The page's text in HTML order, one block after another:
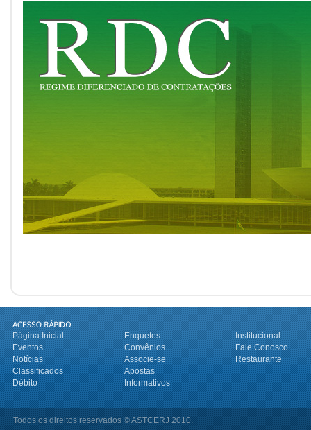
Página Inicial Enquetes
Institucional
Eventos
Convênios
Fale Conosco
Notícias
Associe-se
Restaurante
Classificados
Apostas
Débito
Informativos
Todos os direitos reservados © ASTCERJ 2010.